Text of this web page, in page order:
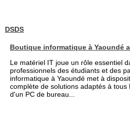
DSDS
Boutique informatique à Yaoundé
Le matériel IT joue un rôle essentiel
professionnels des étudiants et des
informatique à Yaoundé met à
complète de solutions adaptés à tous
d'un PC de bureau...